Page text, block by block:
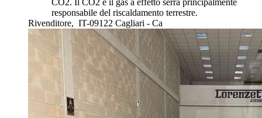
CO2. Il CO2 è il gas a effetto serra principalmente
responsabile del riscaldamento terrestre.
Rivenditore, IT-09122 Cagliari - Ca